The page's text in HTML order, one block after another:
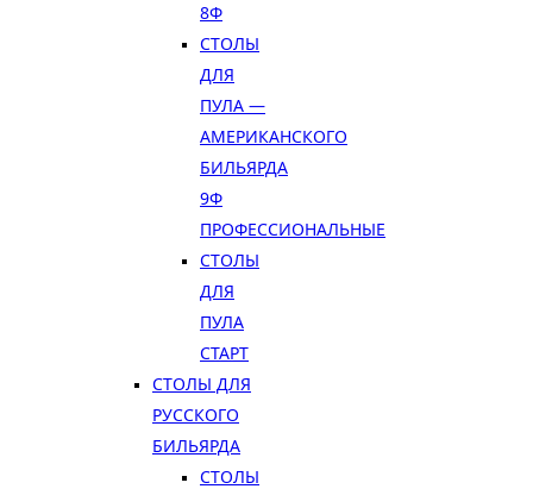
8Ф
СТОЛЫ
ДЛЯ
ПУЛА —
АМЕРИКАНСКОГО
БИЛЬЯРДА
9Ф
ПРОФЕССИОНАЛЬНЫЕ
СТОЛЫ
ДЛЯ
ПУЛА
СТАРТ
СТОЛЫ ДЛЯ
РУССКОГО
БИЛЬЯРДА
СТОЛЫ